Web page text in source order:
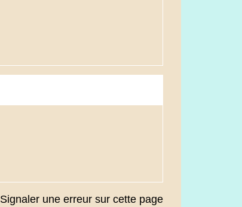
Signaler une erreur sur cette page